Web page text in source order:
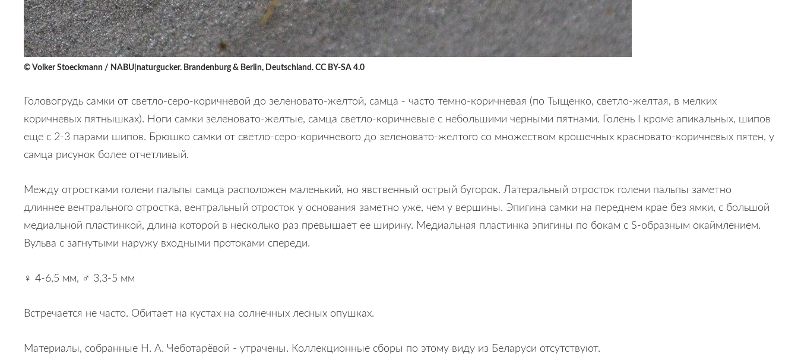
© Volker Stoeckmann / NABU|naturgucker. Brandenburg & Berlin, Deutschland. CC BY-SA 4.0
Головогрудь самки от светло-серо-коричневой до зеленовато-желтой, самца - часто темно-коричневая (по Тыщенко, светло-желтая, в мелких
коричневых пятнышках). Ноги самки зеленовато-желтые, самца светло-коричневые с небольшими черными пятнами. Голень I кроме апикальных, шипов
еще с 2-3 парами шипов. Брюшко самки от светло-серо-коричневого до зеленовато-желтого со множеством крошечных красновато-коричневых пятен, у
самца рисунок более отчетливый.
Между отростками голени пальпы самца расположен маленький, но явственный острый бугорок. Латеральный отросток голени пальпы заметно
длиннее вентрального отростка, вентральный отросток у основания заметно уже, чем у вершины. Эпигина самки на переднем крае без ямки, с большой
медиальной пластинкой, длина которой в несколько раз превышает ее ширину. Медиальная пластинка эпигины по бокам с S-образным окаймлением.
Вульва с загнутыми наружу входными протоками спереди.
♀ 4-6,5 мм, ♂ 3,3-5 мм
Встречается не часто. Обитает на кустах на солнечных лесных опушках.
Материалы, собранные Н. А. Чеботарёвой - утрачены. Коллекционные сборы по этому виду из Беларуси отсутствуют.